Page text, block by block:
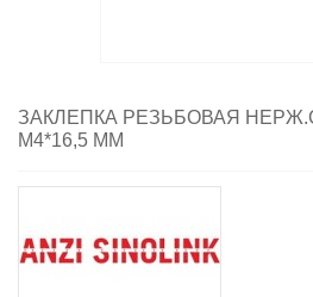
ЗАКЛЕПКА РЕЗЬБОВАЯ
M4*16,5 ММ